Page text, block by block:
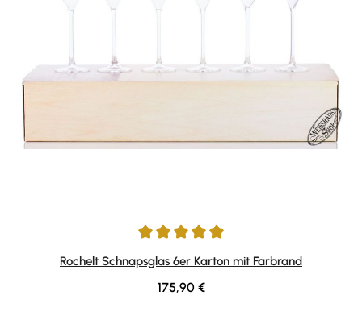
Durchschnittliche Bewertung von 5 von 5 Sternen
Rochelt Schnapsglas 6er Karton mit Farbrand
Regulärer Preis:
175,90 €